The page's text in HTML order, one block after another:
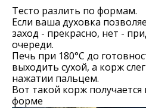
Тесто разлить по формам.
Если ваша духовка
заход - прекрасно, нет -
очереди.
Печь при 180°С до
выходить сухой, а корж
нажатии пальцем.
Вот такой корж
форме